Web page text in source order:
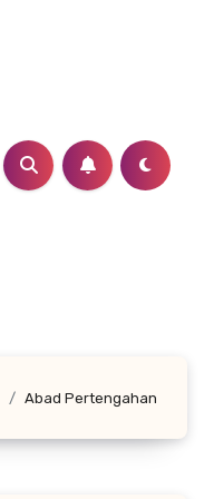
Abad Pertengahan